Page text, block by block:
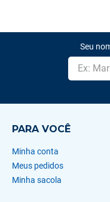
Seu
PARA VOCÊ
Minha conta
Meus pedidos
Minha sacola